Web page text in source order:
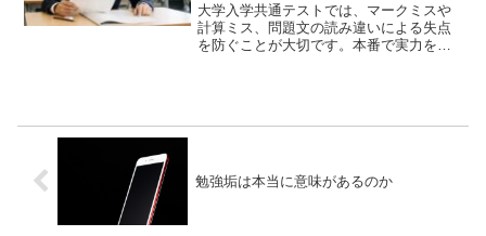
大学入学共通テストでは、マークミスや
計算ミス、問題文の読み違いによる失点
を防ぐことが大切です。本番で実力を発
勉強垢は本当に意味があるのか